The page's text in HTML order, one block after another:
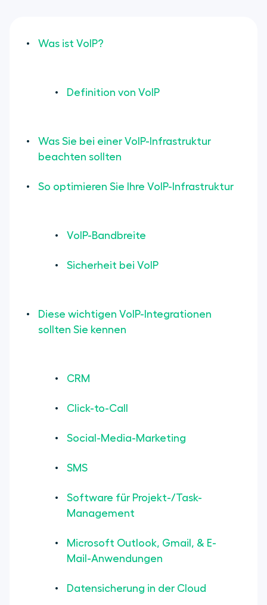
Was ist VoIP?
Definition von VoIP
Was Sie bei einer VoIP-Infrastruktur
beachten sollten
So optimieren Sie Ihre VoIP-Infrastruktur
VoIP-Bandbreite
Sicherheit bei VoIP
Diese wichtigen VoIP-Integrationen
sollten Sie kennen
CRM
Click-to-Call
Social-Media-Marketing
SMS
Software für Projekt-/Task-
Management
Microsoft Outlook, Gmail, & E-
Mail-Anwendungen
Datensicherung in der Cloud